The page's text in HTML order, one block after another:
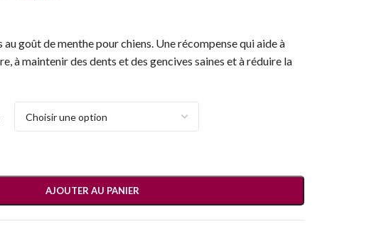
goût de menthe pour chiens. Une récompense qui aide à
à maintenir des dents et des gencives saines et à réduire la
AJOUTER AU PANIER